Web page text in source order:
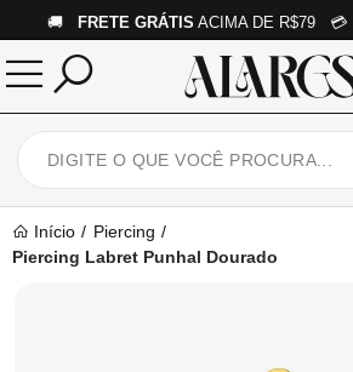
🚚 FRETE GRÁTIS ACIMA DE R$79 💳
Início
Piercing
Piercing Labret Punhal Dourado